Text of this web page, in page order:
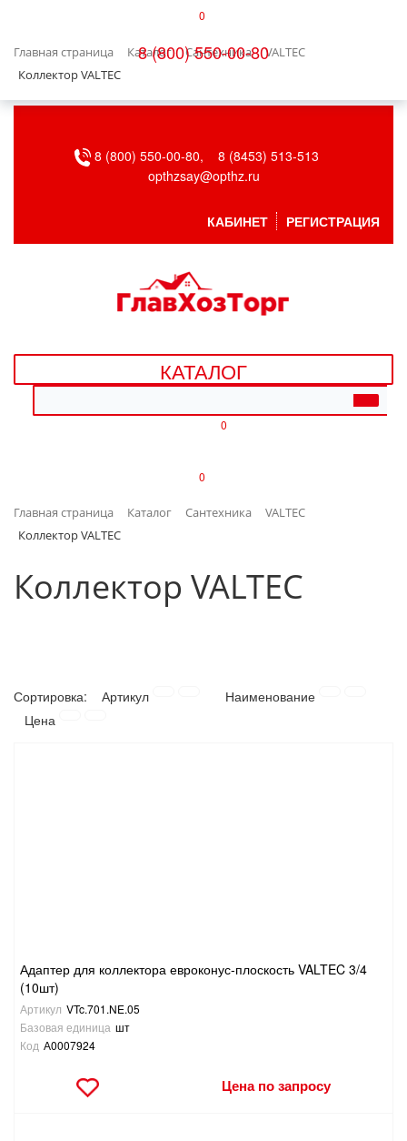
0
8 (800) 550-00-80
Главная страница Каталог Сантехника
VALTEC
Коллектор VALTEC
БЫТОВАЯ ТЕХНИКА
ВЕНТИЛЯЦИЯ
ДАЧА, САД И ОГОРОД
ДЕТСКИЕ ТОВАРЫ
ИНТЕРЬЕР
ЛАКОКРАСОЧНЫЕ МАТЕРИАЛЫ
СНЕГОУБОРОЧНЫЙ ИНВЕНТАРЬ
СТРЕМЯНКИ,ЛЕСТНИЦЫ
8 (800) 550-00-80,
8 (8453) 513-513
opthzsay@opthz.ru
КАБИНЕТ РЕГИСТРАЦИЯ
КАТАЛОГ
0
0
Главная страница Каталог Сантехника
VALTEC
Коллектор VALTEC
Коллектор VALTEC
Сортировка: Артикул
Наименование
Цена
Адаптер для коллектора евроконус-плоскость VALTEC 3/4
(10шт)
Артикул VTc.701.NE.05
Базовая единица шт
Код А0007924
Цена по запросу